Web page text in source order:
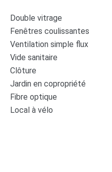
Double vitrage
Fenêtres coulissantes
Ventilation simple flux
Vide sanitaire
Clôture
Jardin en copropriété
Fibre optique
Local à vélo